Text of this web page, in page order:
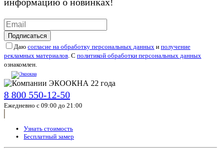
информацию о новинках!
Подписаться
Даю согласие на обработку персональных данных и получение
рекламных материалов. С политикой обработки персональных данных
ознакомлен.
8 800 550-12-50
Ежедневно с 09:00 до 21:00
Узнать стоимость
Бесплатный замер